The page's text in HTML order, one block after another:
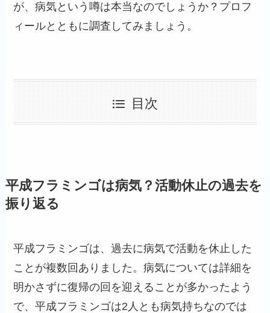
が、病気という噂は本当なのでしょうか？プロフ
ィールとともに調査してみましょう。
目次
平成フラミンゴは病気？活動休止の過去を
振り返る
平成フラミンゴは、過去に病気で活動を休止した
ことが複数回ありました。病気については詳細を
明かさずに復帰の回を迎えることが多かったよう
で、平成フラミンゴは2人とも病気持ちなのでは